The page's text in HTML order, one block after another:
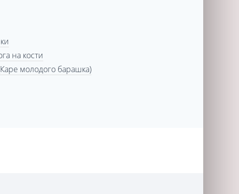
на кости
молодого барашка)